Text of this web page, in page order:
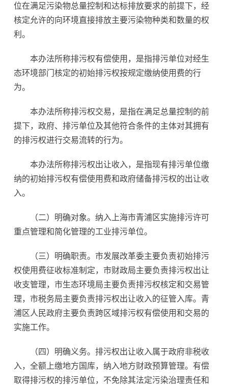
位在满足污染物总量控制和达标排放要求的前提下，经
核定允许的向环境直接排放主要污染物种类和数量的权
利。
本办法所称排污权有偿使用，是指排污单位对经生
态环境部门核定的初始排污权按规定缴纳使用费的行
为。
本办法所称排污权交易，是指在满足总量控制的前
提下，政府、排污单位及其他符合条件的主体对其拥有
的排污权进行交易流转的行为。
本办法所称排污权出让收入，是指现有排污单位缴
纳的初始排污权有偿使用费和政府储备排污权的出让收
入。
（二）明确对象。纳入上海市青浦区实施排污许可
重点管理和简化管理的工业排污单位。
（三）明确职责。市发展改革委主要负责初始排污
权使用费征收标准制定，市财政局主要负责排污权出让
收支管理，市生态环境局主要负责排污权核定和交易管
理，市税务局主要负责排污权出让收入的征管入库。青
浦区人民政府主要负责跨区域排污权有偿使用和交易的
实施工作。
（四）明确义务。排污权出让收入属于政府非税收
入，全额上缴地方国库，纳入地方财政预算管理。有偿
取得排污权的排污单位，不免除其法定污染治理责任和